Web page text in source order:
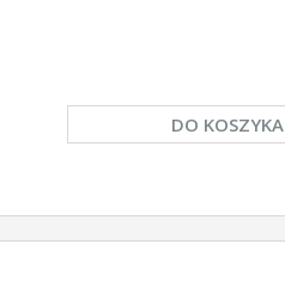
DO KOSZYKA